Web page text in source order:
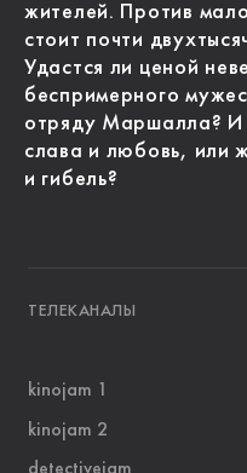
жителей. Против
стоит почти
Удастся ли ценой
беспримерного
отряду Маршалла? И
слава и любовь, или
и гибель?
ТЕЛЕКАНАЛЫ
kinojam 1
kinojam 2